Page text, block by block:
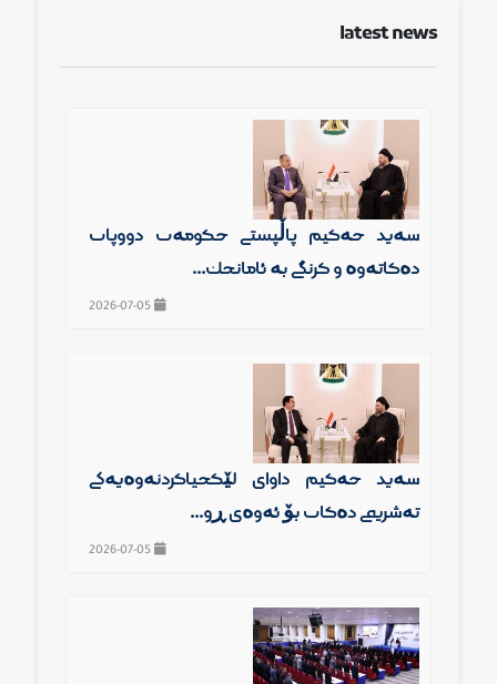
latest news
سەید حەكیم پاڵپشتی حكومەت دووپات
دەكاتەوە و گرنگی بە ئامانجك...
2026-07-05
سەید حەكیم داوای لێكجیاكردنەوەیەكی
تەشریعی دەكات بۆ ئەوەی ڕو...
2026-07-05